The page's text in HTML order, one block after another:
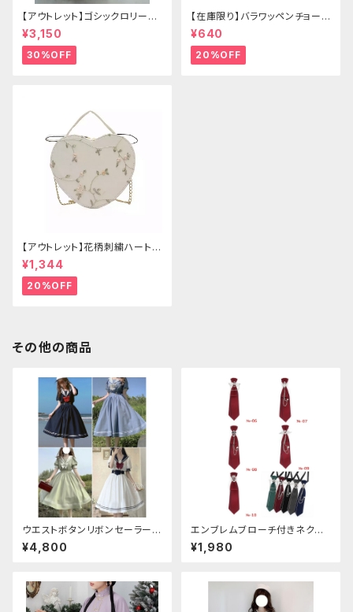
【アウトレット】ゴシックロリータ
ゴールドクラウン＆ホーン(ヴェ
ール付き)
¥3,150
30%OFF
【在庫限り】バラワッペンチョーカ
ー
¥640
20%OFF
【アウトレット】花柄刺繍ハートバ
ッグ
¥1,344
20%OFF
その他の商品
ウエストボタンリボンセーラーワ
ンピース
¥4,800
エンブレムブローチ付きネクタ
イ(レッド)
¥1,980